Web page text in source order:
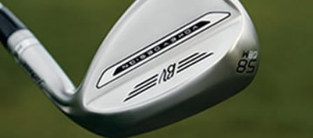
8 JUIL. 2026 | GENESIS SCOTTISH OPEN
Et si un “banni” du LIV s’imposait
cette semaine sur le PGA Tour ?
5 JUIN. 2026 | LIV GOLF ANDALUCIA, TOUR 2